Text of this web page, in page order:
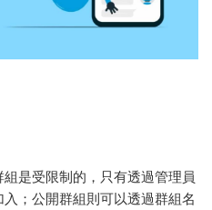
組是受限制的，只有透過管理員
；公開群組則可以透過群組名